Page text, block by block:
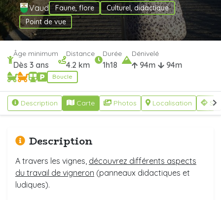
Vaud Faune, flore
Culturel, didactique
Point de vue
Âge minimum
Dès 3 ans
Distance
4.2 km
Durée
1h18
Dénivelé
94m 94m
Boucle
Description Carte Photos Localisation S'y
Description
A travers les vignes, découvrez différents aspects
du travail de vigneron (panneaux didactiques et
ludiques).